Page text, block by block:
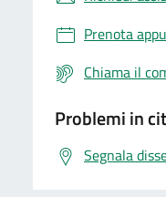
Prenota
Chiama il
Problemi in
Segnala